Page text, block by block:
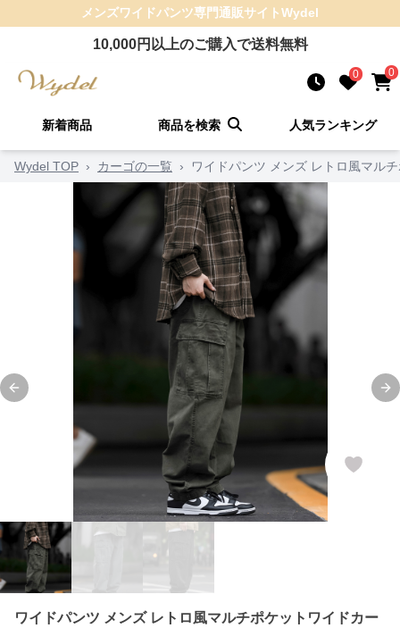
メンズワイドパンツ専門通販サイトWydel
10,000円以上のご購入で送料無料
0 0
新着商品 商品を検索 人気ランキング
Wydel TOP › カーゴの一覧 › ワイドパンツ メンズ レトロ風マル
Previous slide
ワイドパンツ メンズ レトロ風マルチポケットワイドカー